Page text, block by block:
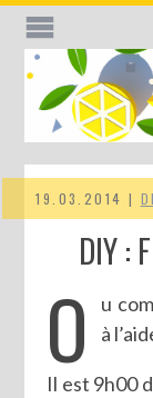
19.03.2014 |
DIY :
O
u
à
Il est 9h00